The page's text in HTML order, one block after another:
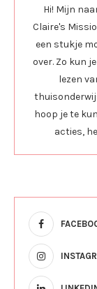
Hi! Mijn
Claire's
een stukje
over. Zo kun
lezen
hoop je te
acties,